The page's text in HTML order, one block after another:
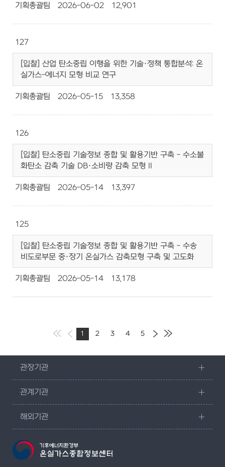
기획총괄팀 2026-06-02 12,901
127
[입찰] 산업 탄소중립 이행을 위한 기술·정책 통합분석: 온
실가스-에너지 모형 비교 연구
기획총괄팀 2026-05-15 13,358
126
[입찰] 탄소중립 기술정보 종합 및 활용기반 구축 - 수소불
화탄소 감축 기술 DB·소비량 감축 모형 II
기획총괄팀 2026-05-14 13,397
125
[입찰] 탄소중립 기술정보 종합 및 활용기반 구축 - 수송
비도로부문 중·장기 온실가스 감축모형 구축 및 고도화
기획총괄팀 2026-05-14 13,178
1 2 3 4 5
관장기관
관계기관
해외기관